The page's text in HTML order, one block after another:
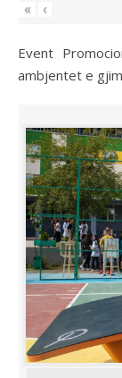
« ‹
Event
ambjentet e